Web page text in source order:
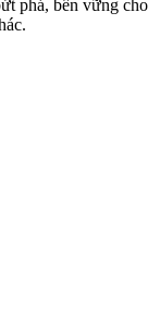
phá, bền vững cho